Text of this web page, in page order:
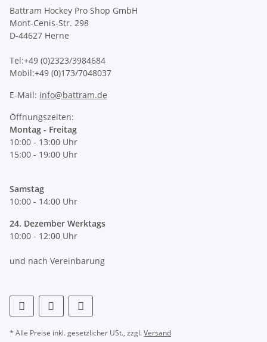
Battram Hockey Pro Shop GmbH
Mont-Cenis-Str. 298
D-44627 Herne
Tel:+49 (0)2323/3984684
Mobil:+49 (0)173/7048037
E-Mail: info@battram.de
Öffnungszeiten:
Montag - Freitag
10:00 - 13:00 Uhr
15:00 - 19:00 Uhr
Samstag
10:00 - 14:00 Uhr
24. Dezember Werktags
10:00 - 12:00 Uhr
und nach Vereinbarung
* Alle Preise inkl. gesetzlicher USt., zzgl.Versand